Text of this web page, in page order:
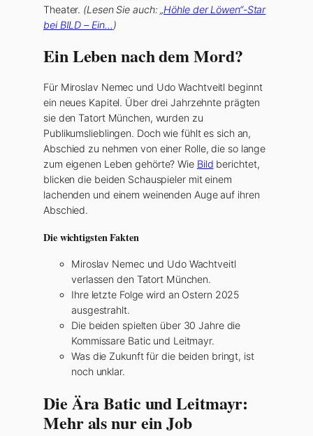
Theater. (Lesen Sie auch:„Höhle der Löwen“-Star
bei BILD – Ein…)
Ein Leben nach dem Mord?
Für Miroslav Nemec und Udo Wachtveitl beginnt
ein neues Kapitel. Über drei Jahrzehnte prägten
sie den Tatort München, wurden zu
Publikumslieblingen. Doch wie fühlt es sich an,
Abschied zu nehmen von einer Rolle, die so lange
zum eigenen Leben gehörte? Wie Bild berichtet,
blicken die beiden Schauspieler mit einem
lachenden und einem weinenden Auge auf ihren
Abschied.
Die wichtigsten Fakten
Miroslav Nemec und Udo Wachtveitl
verlassen den Tatort München.
Ihre letzte Folge wird an Ostern 2025
ausgestrahlt.
Die beiden spielten über 30 Jahre die
Kommissare Batic und Leitmayr.
Was die Zukunft für die beiden bringt, ist
noch unklar.
Die Ära Batic und Leitmayr:
Mehr als nur ein Job